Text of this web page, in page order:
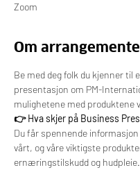
Zoom
Om
Be med deg folk du kjenner til
presentasjon om PM-
mulighetene med produktene
👉 Hva skjer på Business
Du får spennende
vårt, og våre viktigste
ernæringstilskudd og